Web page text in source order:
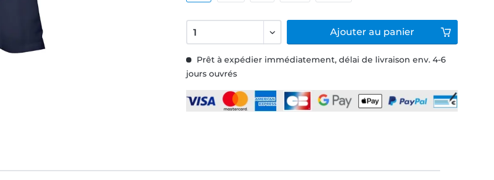
Prêt à expédier immédiatement, délai de livraison env. 4-6
jours ouvrés
Ajouter au panier